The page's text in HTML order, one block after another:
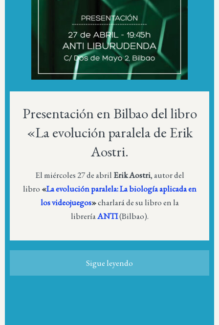
Presentación en Bilbao del libro
«La evolución paralela de Erik
Aostri.
El miércoles 27 de abril Erik Aostri, autor del
libro «La evolución paralela: La biología aplicada en
los videojuegos»charlará de su libro en la
libreríaANTI(Bilbao).
Sigue leyendo